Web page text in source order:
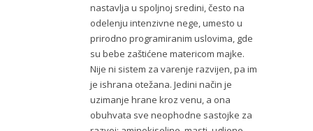
nastavlja u spoljnoj sredini, često na
odelenju intenzivne nege, umesto u
prirodno programiranim uslovima, gde
su bebe zaštićene matericom majke.
Nije ni sistem za varenje razvijen, pa im
je ishrana otežana. Jedini način je
uzimanje hrane kroz venu, a ona
obuhvata sve neophodne sastojke za